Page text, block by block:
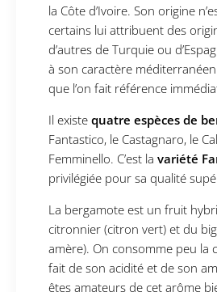
la Côte d’Ivoire. Son origine
certains lui attribuent des
d’autres de Turquie ou
à son caractère
que l’on fait référence
Il existe quatre espèces de
Fantastico, le Castagnaro, le
Femminello. C’est la variété
privilégiée pour sa qualité
La bergamote est un fruit
citronnier (citron vert) et du
amère). On consomme peu la
fait de son acidité et de son
êtes amateurs de cet arôme